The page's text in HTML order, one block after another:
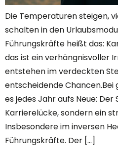
Die Temperaturen steigen,
schalten in den
Führungskräfte heißt das:
das ist ein verhängnisvoller
entstehen im verdeckten
entscheidende
es jedes Jahr aufs Neue:
Karrierelücke, sondern ein
Insbesondere im inversen
Führungskräfte. Der […]